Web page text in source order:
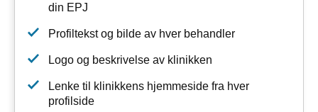
din EPJ
Profiltekst og bilde av hver behandler
Logo og beskrivelse av klinikken
Lenke til klinikkens hjemmeside fra hver
profilside